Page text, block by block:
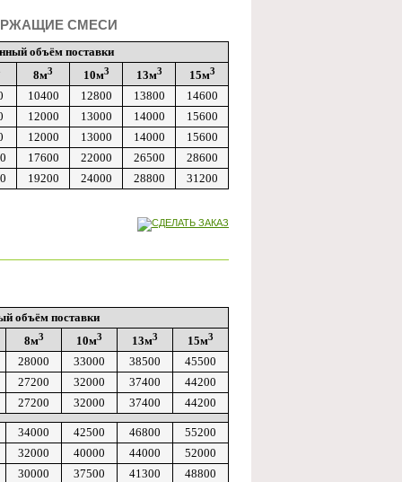
СМЕСИ
объём поставки
8м3 10м3 13м3 15м3
10400 12800 13800
14600
12000 13000 14000
15600
12000 13000 14000
15600
17600 22000 26500
28600
19200 24000 28800 31200
объём поставки
8м3 10м3 13м3 15м3
28000 33000 38500
45500
27200
32000 37400
44200
27200
32000 37400 44200
34000 42500 46800
55200
32000
40000 44000
52000
30000
37500 41300
48800